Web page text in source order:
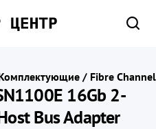
/ Fibre
16Gb 2-
Bus Adapter